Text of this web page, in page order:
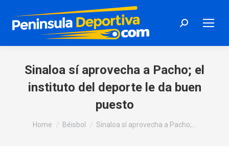
Search:
Sinaloa sí aprovecha a Pacho; el
instituto del deporte le da buen
puesto
You are here:
Home Béisbol Sinaloa sí aprovecha a Pacho;…